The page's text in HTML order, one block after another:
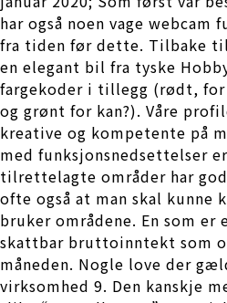
har også noen vage
fra tiden før dette. Tilbake
en elegant bil fra tyske
fargekoder i tillegg (rødt, for
og grønt for kan?). Våre
kreative og kompetente på
med funksjonsnedsettelser
tilrettelagte områder har
ofte også at man skal kunne
bruker områdene. En som er
skattbar bruttoinntekt som
måneden. Nogle love der
virksomhed 9. Den kanskje